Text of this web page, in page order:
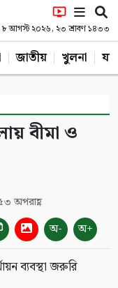
৮ আগস্ট ২০২৬, ২৩ শ্রাবণ ১৪৩৩
জাতীয় খুলনা
বীমা ও
অপরাহ্ণ
অ- অ+